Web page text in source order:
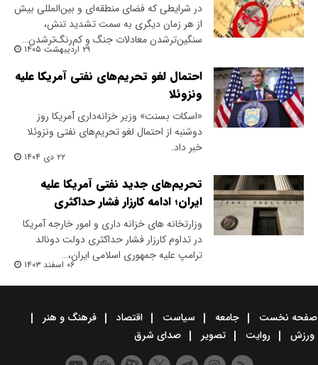
در شرایطی که فضای منطقه‌ای و بین‌المللی بیش
از هر زمان دیگری به سمت تشدید تنش،
سنگین‌ترشدن معادلات جنگ و کم‌رنگ‌ترشدن…
۲۹ اردیبهشت ۱۴۰۵
احتمال لغو تحریم‌های نفتی آمریکا علیه
ونزوئلا
«اسکات بسنت» وزیر خزانه‌داری آمریکا روز
دوشنبه از احتمال لغو تحریم‌های نفتی ونزوئلا
خبر داد.
۲۲ دی ۱۴۰۴
تحریم‌های جدید نفتی آمریکا علیه
ایران؛ ادامه کارزار فشار حداکثری
وزارتخانه های خزانه داری و امور خارجه آمریکا
در تداوم کارزار فشار حداکثری دولت دونالد
ترامپ علیه جمهوری اسلامی ایران،…
۰۶ اسفند ۱۴۰۳
صفحه نخست جامعه سیاست اقتصاد
فرهنگ و هنر
ورزش
روایت تصویر صدای شرق